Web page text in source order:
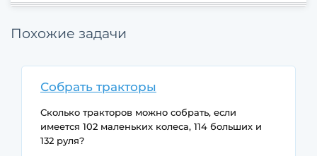
Похожие задачи
Собрать тракторы
Сколько тракторов можно собрать, если
имеется 102 маленьких колеса, 114 больших и
132 руля?